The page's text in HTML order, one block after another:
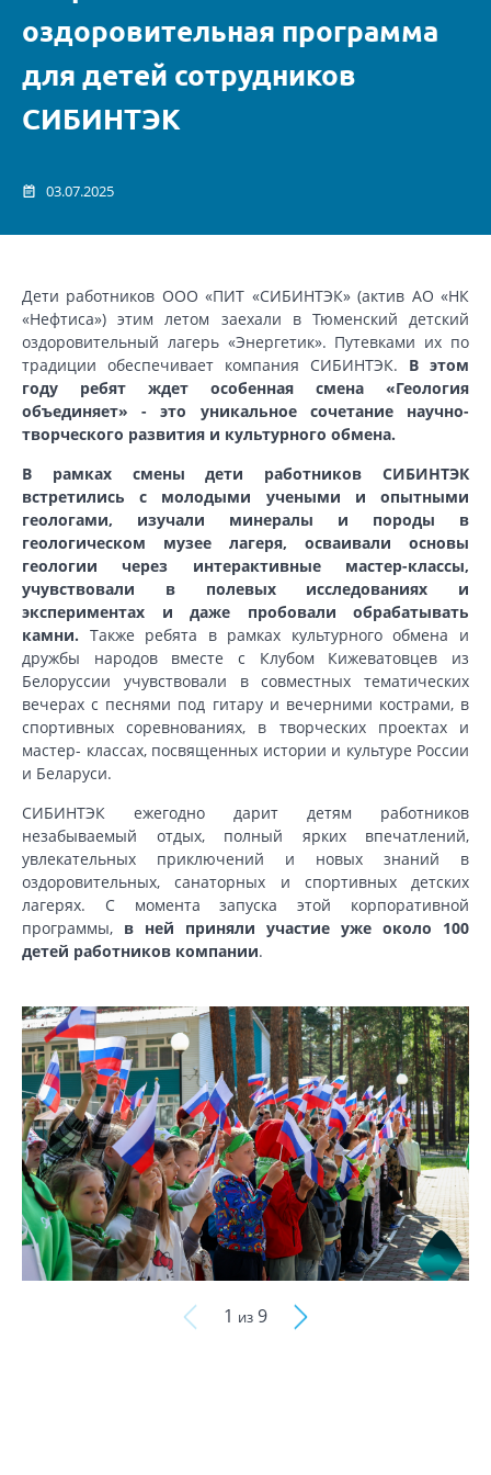
оздоровительная программа
для детей сотрудников
СИБИНТЭК
03.07.2025
Дети работников ООО «ПИТ «СИБИНТЭК» (актив АО «НК
«Нефтиса») этим летом заехали в Тюменский детский
оздоровительный лагерь «Энергетик». Путевками их по
традиции обеспечивает компания СИБИНТЭК. В этом
году ребят ждет особенная смена «Геология
объединяет» - это уникальное сочетание научно-
творческого развития и культурного обмена.
В рамках смены дети работников СИБИНТЭК
встретились с молодыми учеными и опытными
геологами, изучали минералы и породы в
геологическом музее лагеря, осваивали основы
геологии через интерактивные мастер-классы,
учувствовали в полевых исследованиях и
экспериментах и даже пробовали обрабатывать
камни. Также ребята в рамках культурного обмена и
дружбы народов вместе с Клубом Кижеватовцев из
Белоруссии учувствовали в совместных тематических
вечерах с песнями под гитару и вечерними кострами, в
спортивных соревнованиях, в творческих проектах и
мастер- классах, посвященных истории и культуре России
и Беларуси.
СИБИНТЭК ежегодно дарит детям работников
незабываемый отдых, полный ярких впечатлений,
увлекательных приключений и новых знаний в
оздоровительных, санаторных и спортивных детских
лагерях. С момента запуска этой корпоративной
программы, в ней приняли участие уже около 100
детей работников компании.
1 из 9